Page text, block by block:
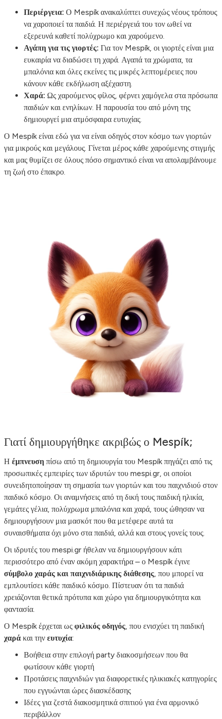
Περιέργεια: Ο Mespík ανακαλύπτει συνεχώς νέους τρόπους
να χαροποιεί τα παιδιά. Η περιέργειά του τον ωθεί να
εξερευνά καθετί πολύχρωμο και χαρούμενο.
Αγάπη για τις γιορτές: Για τον Mespík, οι γιορτές είναι μια
ευκαιρία να διαδώσει τη χαρά. Αγαπά τα χρώματα, τα
μπαλόνια και όλες εκείνες τις μικρές λεπτομέρειες που
κάνουν κάθε εκδήλωση αξέχαστη.
Χαρά: Ως χαρούμενος φίλος, φέρνει χαμόγελα στα πρόσωπα
παιδιών και ενηλίκων. Η παρουσία του από μόνη της
δημιουργεί μια ατμόσφαιρα ευτυχίας.
Ο Mespík είναι εδώ για να είναι οδηγός στον κόσμο των γιορτών
για μικρούς και μεγάλους. Γίνεται μέρος κάθε χαρούμενης στιγμής
και μας θυμίζει σε όλους πόσο σημαντικό είναι να απολαμβάνουμε
τη ζωή στο έπακρο.
Γιατί δημιουργήθηκε ακριβώς ο Mespík;
Η έμπνευση πίσω από τη δημιουργία του Mespík πηγάζει από τις
προσωπικές εμπειρίες των ιδρυτών του mespi.gr, οι οποίοι
συνειδητοποίησαν τη σημασία των γιορτών και του παιχνιδιού στον
παιδικό κόσμο. Οι αναμνήσεις από τη δική τους παιδική ηλικία,
γεμάτες γέλια, πολύχρωμα μπαλόνια και χαρά, τους ώθησαν να
δημιουργήσουν μια μασκότ που θα μετέφερε αυτά τα
συναισθήματα όχι μόνο στα παιδιά, αλλά και στους γονείς τους.
Οι ιδρυτές του mespi.gr ήθελαν να δημιουργήσουν κάτι
περισσότερο από έναν ακόμη χαρακτήρα – ο Mespík έγινε
σύμβολο χαράς και παιχνιδιάρικης διάθεσης , που μπορεί να
εμπλουτίσει κάθε παιδικό κόσμο. Πίστευαν ότι τα παιδιά
χρειάζονται θετικά πρότυπα και χώρο για δημιουργικότητα και
φαντασία.
Ο Mespík έρχεται ως φιλικός οδηγός , που ενισχύει τη παιδική
χαρά και την ευτυχία:
Βοήθεια στην επιλογή party διακοσμήσεων που θα
φωτίσουν κάθε γιορτή
Προτάσεις παιχνιδιών για διαφορετικές ηλικιακές κατηγορίες
που εγγυώνται ώρες διασκέδασης
Ιδέες για ζεστά διακοσμητικά σπιτιού για ένα αρμονικό
περιβάλλον